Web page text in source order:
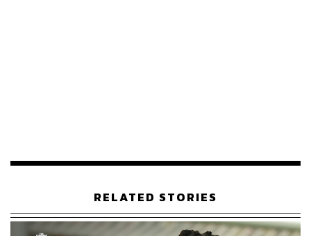
RELATED STORIES